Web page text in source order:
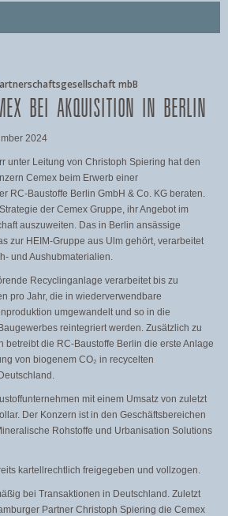
mbB
BEI AKQUISITION IN BERLIN
2024
unter Leitung von Christoph Spiering hat den
Cemex beim Erwerb einer
RC-Baustoffe Berlin GmbH & Co. KG beraten.
der Cemex Gruppe, ihr Angebot im
auszuweiten. Das in Berlin ansässige
zur HEIM-Gruppe aus Ulm gehört, verarbeitet
und Aushubmaterialien.
Recyclinganlage verarbeitet bis zu
pro Jahr, die in wiederverwendbare
umgewandelt und so in die
reintegriert werden. Zusätzlich zu
betreibt die RC-Baustoffe Berlin die erste Anlage
von biogenem CO₂ in recycelten
mit einem Umsatz von zuletzt
Der Konzern ist in den Geschäftsbereichen
Rohstoffe und Urbanisation Solutions
kartellrechtlich freigegeben und vollzogen.
bei Transaktionen in Deutschland. Zuletzt
Partner Christoph Spiering die Cemex